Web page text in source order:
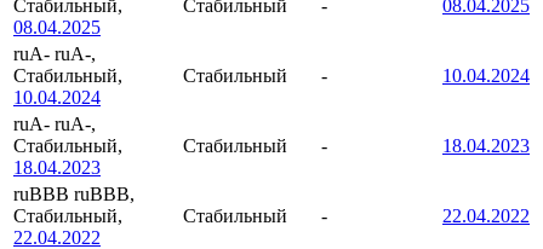
Стабильный,
08.04.2025
Стабильный - 08.04.2025
ruA- ruA-,
Стабильный,
10.04.2024
Стабильный - 10.04.2024
ruA- ruA-,
Стабильный,
18.04.2023
Стабильный - 18.04.2023
ruBBB ruBBB,
Стабильный,
22.04.2022
Стабильный - 22.04.2022